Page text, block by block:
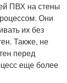
ПВХ на стены
Они
их без
Также, не
перед
еще более